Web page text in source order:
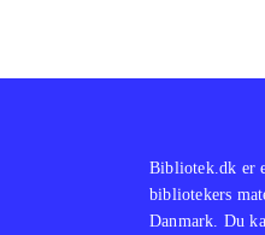
Bibliotek.dk er
bibliotekers
Danmark. Du